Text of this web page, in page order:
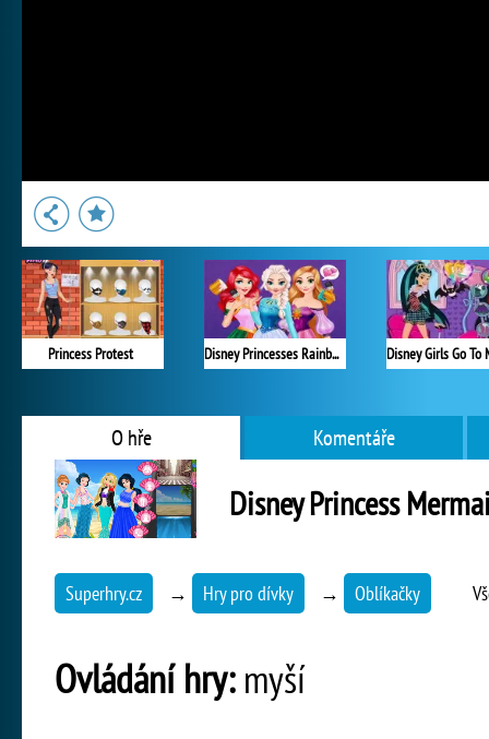
Princess Protest Disney Princesses Rainbow Dresses
O hře Komentáře
Disney Princess
Superhry.cz → Hry pro dívky → Oblíkačky
Ovládání hry:myší